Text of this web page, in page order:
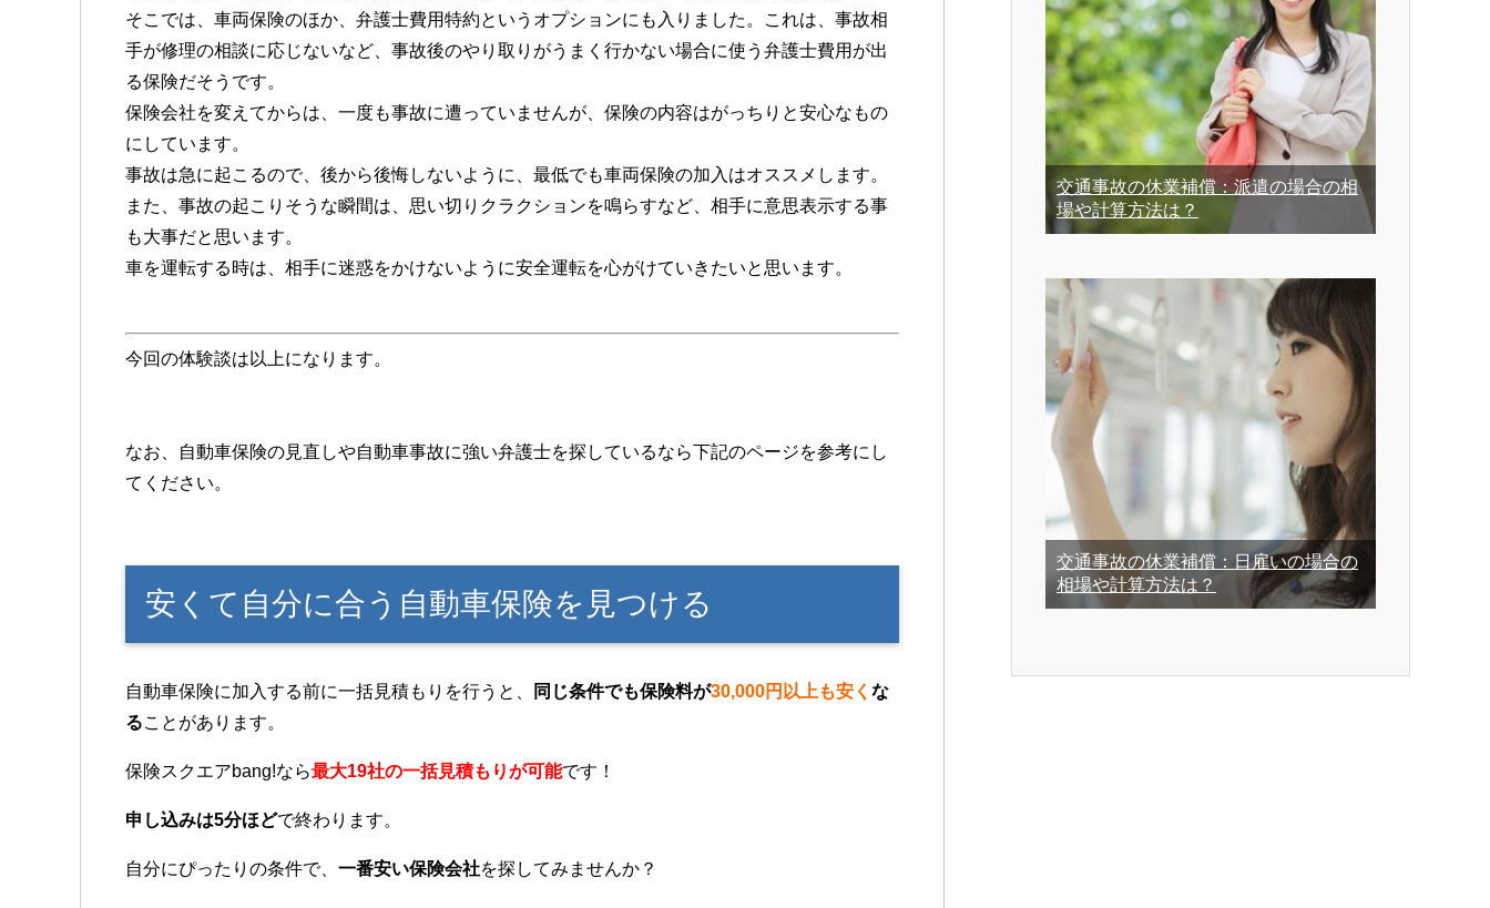
そこでは、車両保険のほか、弁護士費用特約というオプションにも入りました。これは、事故相
手が修理の相談に応じないなど、事故後のやり取りがうまく行かない場合に使う弁護士費用が出
る保険だそうです。
保険会社を変えてからは、一度も事故に遭っていませんが、保険の内容はがっちりと安心なもの
にしています。
事故は急に起こるので、後から後悔しないように、最低でも車両保険の加入はオススメします。
また、事故の起こりそうな瞬間は、思い切りクラクションを鳴らすなど、相手に意思表示する事
も大事だと思います。
車を運転する時は、相手に迷惑をかけないように安全運転を心がけていきたいと思います。
今回の体験談は以上になります。
なお、自動車保険の見直しや自動車事故に強い弁護士を探しているなら下記のページを参考にし
てください。
安くて自分に合う自動車保険を見つける
自動車保険に加入する前に一括見積もりを行うと、 同じ条件でも保険料が30,000円以上も安く な
ることがあります。
保険スクエアbang!なら最大19社の一括見積もりが可能です！
申し込みは5分ほどで終わります。
自分にぴったりの条件で、 一番安い保険会社を探してみませんか？
交通事故の休業補償：派遣の場合の相
場や計算方法は？
交通事故の休業補償：日雇いの場合の
相場や計算方法は？